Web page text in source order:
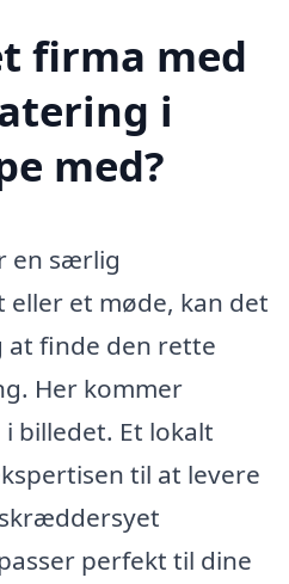
firma med
i
med?
en særlig
eller et møde, kan det
finde den rette
Her kommer
billedet. Et lokalt
til at levere
perfekt til dine